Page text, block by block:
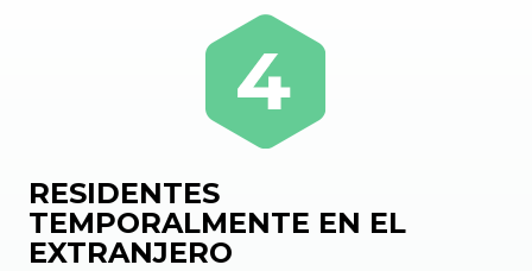
RESIDENTES
TEMPORALMENTE EN EL
EXTRANJERO